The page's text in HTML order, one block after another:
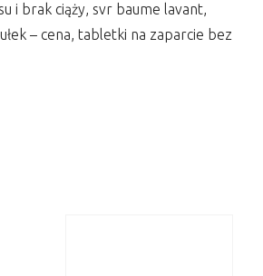
i brak ciąży, svr baume lavant,
– cena, tabletki na zaparcie bez